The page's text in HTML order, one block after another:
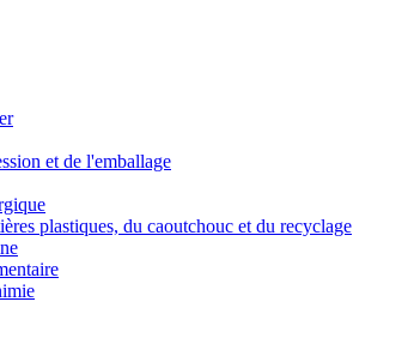
et de l'emballage
plastiques, du caoutchouc et du recyclage